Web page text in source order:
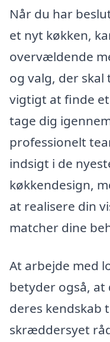
Når du har
et nyt køkken,
overvældende
og valg, der
vigtigt at finde
tage dig
professionelt
indsigt i de
køkkendesign,
at realisere din
matcher dine
At arbejde med
betyder også,
deres kendskab
skræddersyet